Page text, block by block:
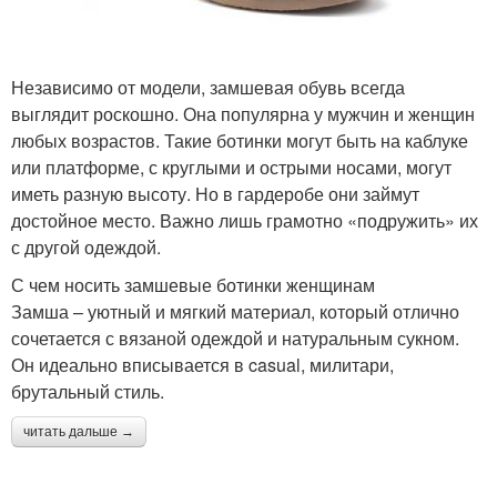
Независимо от модели, замшевая обувь всегда
выглядит роскошно. Она популярна у мужчин и женщин
любых возрастов. Такие ботинки могут быть на каблуке
или платформе, с круглыми и острыми носами, могут
иметь разную высоту. Но в гардеробе они займут
достойное место. Важно лишь грамотно «подружить» их
с другой одеждой.
С чем носить замшевые ботинки женщинам
Замша – уютный и мягкий материал, который отлично
сочетается с вязаной одеждой и натуральным сукном.
Он идеально вписывается в casual, милитари,
брутальный стиль.
читать дальше →